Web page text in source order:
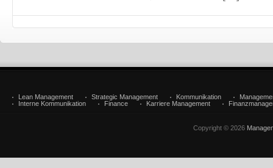
Lean Management Strategic Management Kommunikation
Interne Kommunikation
Finance Karriere Management
Copyright © 2026